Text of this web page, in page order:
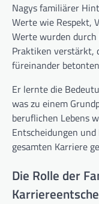
Nagys familiärer
Werte wie Respekt,
Werte wurden
Praktiken verstärkt,
füreinander
Er lernte die
was zu einem
beruflichen Lebens
Entscheidungen
gesamten Karriere
Die Rolle der